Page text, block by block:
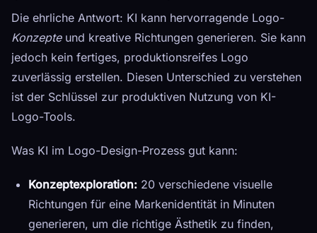
Die ehrliche Antwort: KI kann hervorragende Logo-
Konzepteund kreative Richtungen generieren. Sie kann
jedoch kein fertiges, produktionsreifes Logo
zuverlässig erstellen. Diesen Unterschied zu verstehen
ist der Schlüssel zur produktiven Nutzung von KI-
Logo-Tools.
Was KI im Logo-Design-Prozess gut kann:
Konzeptexploration: 20 verschiedene visuelle
Richtungen für eine Markenidentität in Minuten
generieren, um die richtige Ästhetik zu finden,